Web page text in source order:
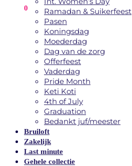
0
Ramadan & Suikerfeest
Pasen
Koningsdag
Moederdag
Dag van de zorg
Offerfeest
Vaderdag
Pride Month
Keti Koti
4th of July
Graduation
Bedankt juf/meester
Bruiloft
Zakelijk
Last minute
Gehele collectie